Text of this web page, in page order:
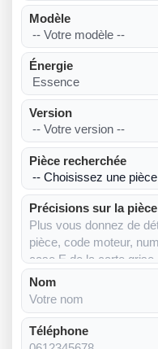
Modèle
Énergie
Version
Pièce recherchée
Précisions sur la pièce
Nom
Téléphone